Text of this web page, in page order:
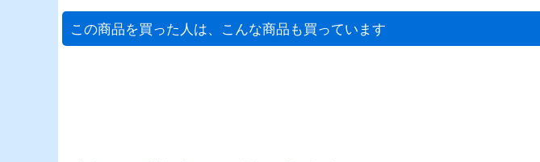
この商品を買った人は、こんな商品も買っています